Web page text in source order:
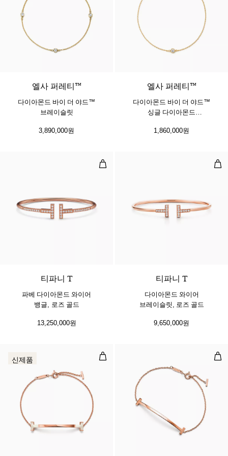
​​엘사 퍼레티™
다이아몬드 바이 더 야드™
브레이슬릿
3,890,000원
엘사 퍼레티™
다이아몬드 바이 더 야드™
싱글 다이아몬드
1,860,000원
파베 다이아몬드 와이어 뱅글, 로즈
티파니 T
파베 다이아몬드 와이어
뱅글, 로즈 골드
13,250,000원
다
티파니 T
다이아몬드 와이어
브레이슬릿, 로즈 골드
9,650,000원
스마일 미디엄 브레이슬릿, 로즈 골
신제품 스